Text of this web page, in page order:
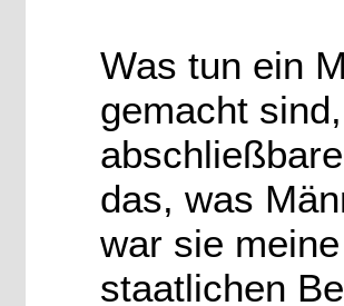
Was tun ein
gemacht
das, was
war sie
staatlichen